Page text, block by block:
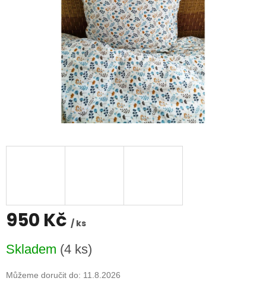
950 Kč / ks
cena:
Skladem (4 ks)
Můžeme doručit do: 11.8.2026